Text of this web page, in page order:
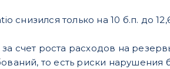
снизился только на 10 б.п. до
счет роста расходов на
то есть риски нарушения